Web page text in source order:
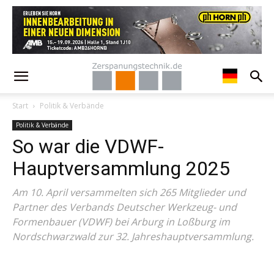
Start Politik & Verbände
Politik & Verbände
So war die VDWF-
Hauptversammlung 2025
Am 10. April versammelten sich 265 Mitglieder und
Partner des Verbands Deutscher Werkzeug- und
Formenbauer (VDWF) bei Arburg in Loßburg im
Nordschwarzwald zur 32. Jahreshauptversammlung.